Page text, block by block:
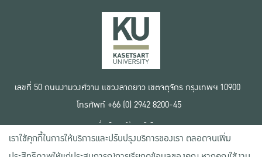
เลขที่ 50 ถนนงามวงศ์วาน แขวงลาดยาว เขตจตุจักร กรุงเทพฯ 10900
โทรศัพท์ +66 (0) 2942 8200-45
เงื่อนไขการใช้งานเว็บไซต์
ข้อตกลงด้านสิทธิ์ใช้งาน
นโยบายความเป็นส่วนตัว
เราใช้คุกกี้ในการให้บริการและปรับปรุงบริการของเรา ตลอดจนเพิ่ม